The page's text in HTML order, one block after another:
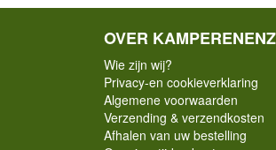
OVER
Wie zijn wij?
Privacy-en cookieverklaring
Algemene voorwaarden
Verzending & verzendkosten
Afhalen van uw bestelling